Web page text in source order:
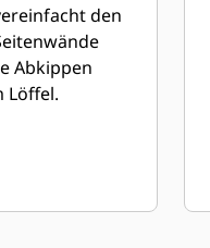
den
Abkippen
Löffel.